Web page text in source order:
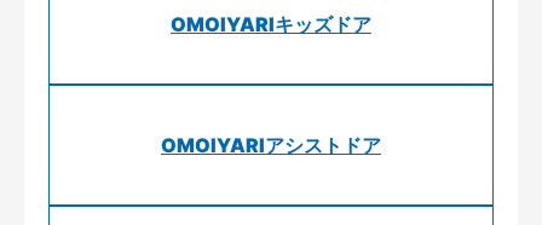
OMOIYARIキッズドア
OMOIYARIアシストドア